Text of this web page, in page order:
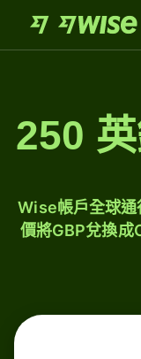
250
Wise帳戶全球通
價將GBP兌換成